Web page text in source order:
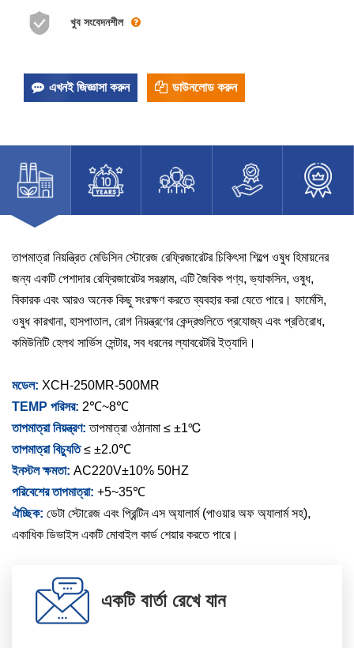
খুব সংবেদনশীল
এখনই জিজ্ঞাসা করুন ডাউনলোড করুন
তাপমাত্রা নিয়ন্ত্রিত মেডিসিন স্টোরেজ রেফ্রিজারেটর চিকিৎসা শিল্পে ওষুধ হিমায়নের
জন্য একটি পেশাদার রেফ্রিজারেটর সরঞ্জাম, এটি জৈবিক পণ্য, ভ্যাকসিন, ওষুধ,
বিকারক এবং আরও অনেক কিছু সংরক্ষণ করতে ব্যবহার করা যেতে পারে। ফার্মেসি,
ওষুধ কারখানা, হাসপাতাল, রোগ নিয়ন্ত্রণের কেন্দ্রগুলিতে প্রযোজ্য এবং প্রতিরোধ,
কমিউনিটি হেলথ সার্ভিস সেন্টার, সব ধরনের ল্যাবরেটরি ইত্যাদি।
মডেল: XCH-250MR-500MR
TEMP পরিসর: 2℃~8℃
তাপমাত্রা নিয়ন্ত্রণ: তাপমাত্রা ওঠানামা ≤ ±1℃
তাপমাত্রা বিচ্যুতি≤ ±2.0℃
ইনস্টল ক্ষমতা: AC220V±10% 50HZ
পরিবেশের তাপমাত্রা: +5~35℃
ঐচ্ছিক: ডেটা স্টোরেজ এবং প্রিন্টিন এস অ্যালার্ম (পাওয়ার অফ অ্যালার্ম সহ),
একাধিক ডিভাইস একটি মোবাইল কার্ড শেয়ার করতে পারে।
একটি বার্তা রেখে যান